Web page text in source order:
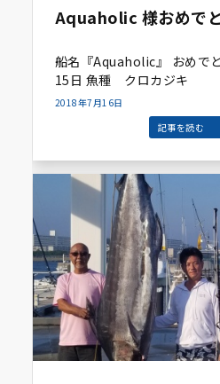
Aquaholic 様おめで
船名『Aquaholic』 おめで
15日 魚種 クロカジキ
2018年7月16日
記事を読む